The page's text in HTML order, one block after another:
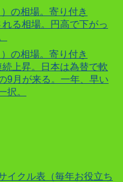
の相場。寄り付き
る相場。円高で下がっ
の相場。寄り付き
上昇。日本は為替で軟
9月が来る。一年、早い
択。
イクル表（毎年お役立ち